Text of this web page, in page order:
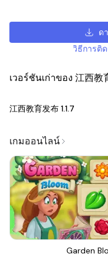
ด
วิธีการติด
เวอร์ชันเก่าของ 江西教
江西教育发布 1.1.7
เกมออนไลน์
Garden